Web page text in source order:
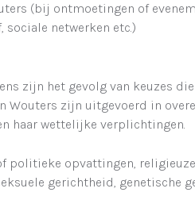
(bij ontmoetingen of
sociale netwerken etc.)
zijn het gevolg van keuzes
Wouters zijn uitgevoerd in
haar wettelijke verplichtingen.
politieke opvattingen,
gerichtheid, genetische